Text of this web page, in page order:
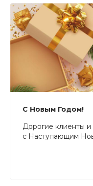
С Новым Годом!
Дорогие клиенты
с Наступающим